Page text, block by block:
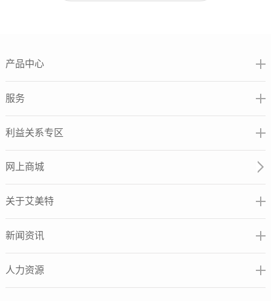
产品中心
服务
利益关系专区
网上商城
关于艾美特
新闻资讯
人力资源